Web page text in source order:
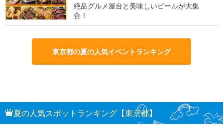
絶品グルメ屋台と美味しいビールが大集
合！
東京都の夏の人気イベントランキング
夏の人気スポットランキング【東京都】